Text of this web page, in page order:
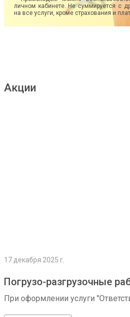
личном кабинете. Не суммируется с
на все услуги, кроме страхования и
Акции
17 декабря 2025 г.
Погрузо-разгрузочные
При оформлении услуги